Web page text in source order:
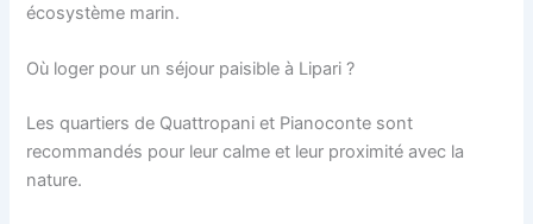
écosystème marin.
Où loger pour un séjour paisible à Lipari ?
Les quartiers de Quattropani et Pianoconte sont
recommandés pour leur calme et leur proximité avec la
nature.